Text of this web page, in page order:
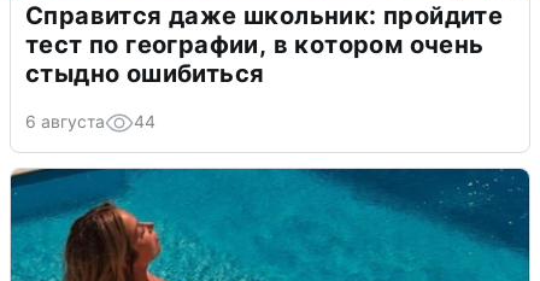
Справится даже школьник: пройдите
тест по географии, в котором очень
стыдно ошибиться
6 августа 44